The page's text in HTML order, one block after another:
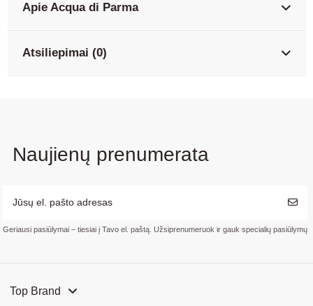
Apie Acqua di Parma
Atsiliepimai (0)
Naujienų prenumerata
Geriausi pasiūlymai – tiesiai į Tavo el. paštą. Užsiprenumeruok ir gauk specialių pasiūlymų
Top Brand